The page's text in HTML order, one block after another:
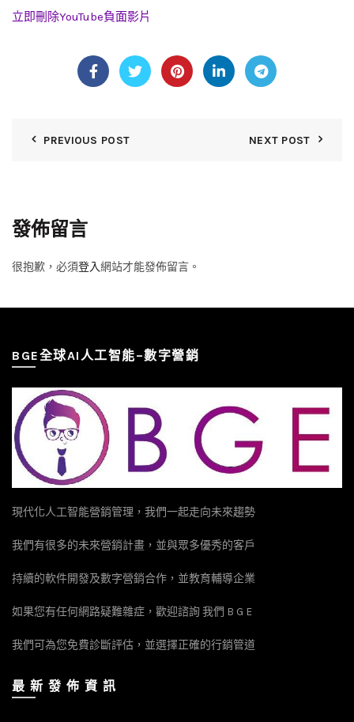
立即刪除YouTube負面影片
PREVIOUS POST NEXT POST
發佈留言
很抱歉，必須登入網站才能發佈留言。
BGE全球AI人工智能–數字營銷
現代化人工智能營銷管理，我們一起走向未來趨勢
我們有很多的未來營銷計畫，並與眾多優秀的客戶
持續的軟件開發及數字營銷合作，並教育輔導企業
如果您有任何網路疑難雜症，歡迎諮詢 我們 B G E
我們可為您免費診斷評估，並選擇正確的行銷管道
最 新 發 佈 資 訊